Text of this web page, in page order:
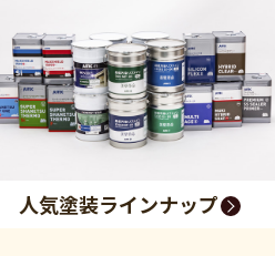
人気塗装ラインナップ